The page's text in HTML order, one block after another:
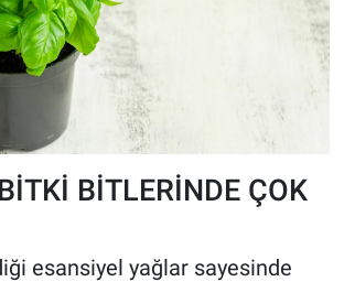
BİTLERİNDE ÇOK
esansiyel yağlar sayesinde